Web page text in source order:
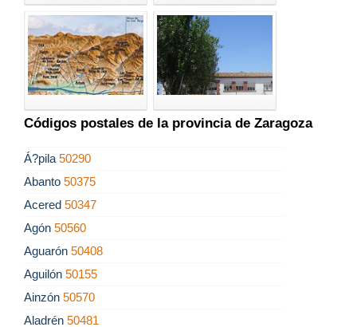
Códigos postales de la provincia de Zaragoza
Á?pila 50290
Abanto 50375
Acered 50347
Agón 50560
Aguarón 50408
Aguilón 50155
Ainzón 50570
Aladrén 50481